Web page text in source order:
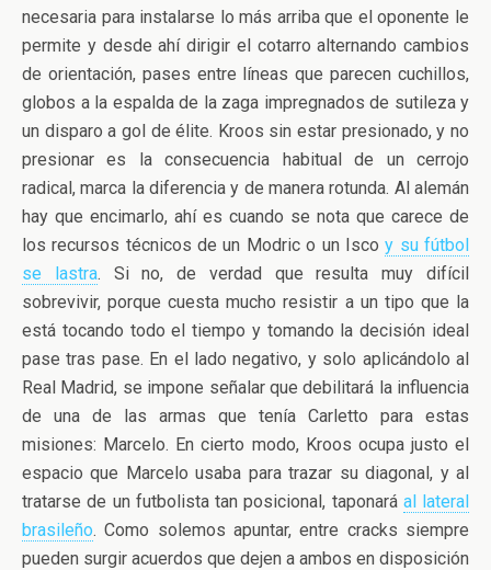
necesaria para instalarse lo más arriba que el oponente le
permite y desde ahí dirigir el cotarro alternando cambios
de orientación, pases entre líneas que parecen cuchillos,
globos a la espalda de la zaga impregnados de sutileza y
un disparo a gol de élite. Kroos sin estar presionado, y no
presionar es la consecuencia habitual de un cerrojo
radical, marca la diferencia y de manera rotunda. Al alemán
hay que encimarlo, ahí es cuando se nota que carece de
los recursos técnicos de un Modric o un Iscoy su fútbol
se lastra. Si no, de verdad que resulta muy difícil
sobrevivir, porque cuesta mucho resistir a un tipo que la
está tocando todo el tiempo y tomando la decisión ideal
pase tras pase. En el lado negativo, y solo aplicándolo al
Real Madrid, se impone señalar que debilitará la influencia
de una de las armas que tenía Carletto para estas
misiones: Marcelo. En cierto modo, Kroos ocupa justo el
espacio que Marcelo usaba para trazar su diagonal, y al
tratarse de un futbolista tan posicional, taponará al lateral
brasileño. Como solemos apuntar, entre cracks siempre
pueden surgir acuerdos que dejen a ambos en disposición